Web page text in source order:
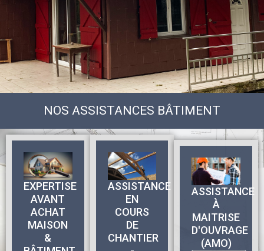
NOS ASSISTANCES BÂTIMENT
EXPERTISE
AVANT
ACHAT
MAISON
&
ASSISTANCE
EN
COURS
DE
CHANTIER
ASSISTANCE
À
MAITRISE
D'OUVRAGE
(AMO)